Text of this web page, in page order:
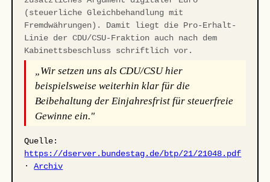
(steuerliche Gleichbehandlung mit
Fremdwährungen). Damit liegt die Pro-Erhalt-
Linie der CDU/CSU-Fraktion auch nach dem
Kabinettsbeschluss schriftlich vor.
„Wir setzen uns als CDU/CSU hier
beispielsweise weiterhin klar für die
Beibehaltung der Einjahresfrist für steuerfreie
Gewinne ein."
Quelle:
https://dserver.bundestag.de/btp/21/21048.pdf
·Archiv